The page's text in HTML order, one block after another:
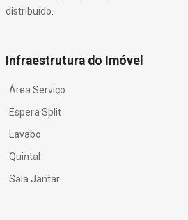
distribuído.
Infraestrutura do Imóvel
Área Serviço
Espera Split
Lavabo
Quintal
Sala Jantar